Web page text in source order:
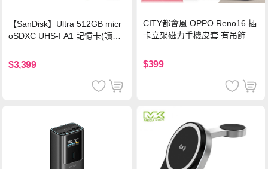
【SanDisk】Ultra 512GB micr
oSDXC UHS-I A1 記憶卡(讀取
$3,399
CITY都會風 OPPO Reno16 插
卡立架磁力手機皮套 有吊飾孔
$399